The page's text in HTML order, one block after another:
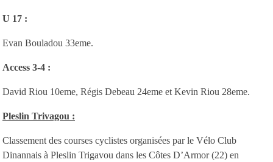
U 17 :
Evan Bouladou 33eme.
Access 3-4 :
David Riou 10eme, Régis Debeau 24eme et Kevin Riou 28eme.
Pleslin Trivagou :
Classement des courses cyclistes organisées par le Vélo Club
Dinannais à Pleslin Trigavou dans les Côtes D’Armor (22) en